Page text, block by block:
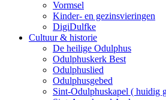
Vormsel
Kinder- en gezinsvieringen
DigiDulfke
Cultuur & historie
De heilige Odulphus
Odulphuskerk Best
Odulphuslied
Odulphusgebed
Sint-Odulphuskapel ( huidig